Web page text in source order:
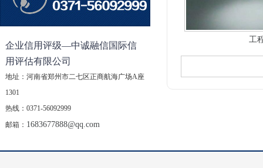
企业信用评级—中诚融信国际信
用评估有限公司
地址：河南省郑州市二七区正商航海广场A座
1301
热线：0371-56092999
邮箱： 1683677888@qq.com
工